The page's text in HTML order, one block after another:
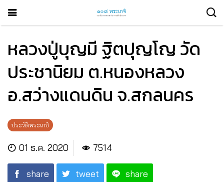
หลวงปู่บุญมี ฐิตปุญโญ วัด
ประชานิยม ต.หนองหลวง
อ.สว่างแดนดิน จ.สกลนคร
ประวัติพระเกจิ
01 ธ.ค. 2020 7514
share tweet share